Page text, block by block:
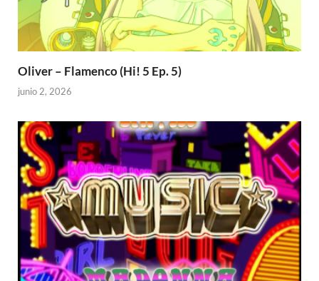
Oliver – Flamenco (Hi! 5 Ep. 5)
junio 2, 2026